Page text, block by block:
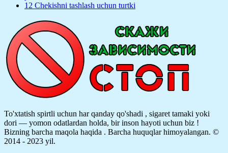
12 Chekishni tashlash uchun turtki
To'xtatish spirtli uchun har qanday qo'shadi , sigaret tamaki yoki
dori — yomon odatlardan holda, bir inson hayoti uchun biz !
Bizning barcha maqola haqida . Barcha huquqlar himoyalangan. ©
2014 - 2023 yil.